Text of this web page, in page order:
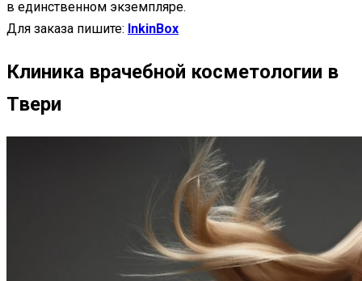
в единственном экземпляре.
Для заказа пишите: InkinBox
Клиника врачебной косметологии в
Твери